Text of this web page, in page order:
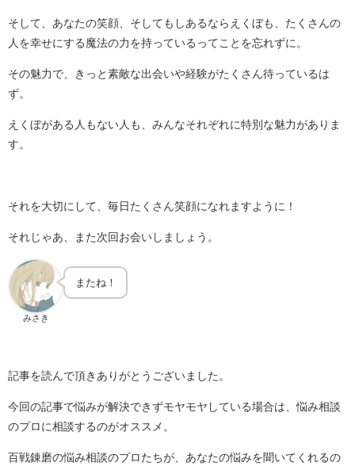
そして、あなたの笑顔、そしてもしあるならえくぼも、たくさんの
人を幸せにする魔法の力を持っているってことを忘れずに。
その魅力で、きっと素敵な出会いや経験がたくさん待っているは
ず。
えくぼがある人もない人も、みんなそれぞれに特別な魅力がありま
す。
それを大切にして、毎日たくさん笑顔になれますように！
それじゃあ、また次回お会いしましょう。
みさき
またね！
記事を読んで頂きありがとうございました。
今回の記事で悩みが解決できずモヤモヤしている場合は、悩み相談
のプロに相談するのがオススメ。
百戦錬磨の悩み相談のプロたちが、あなたの悩みを聞いてくれるの